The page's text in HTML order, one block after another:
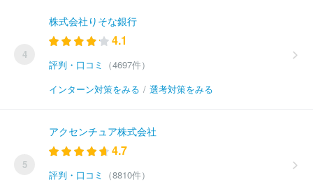
4
株式会社りそな銀行
4.1
評判・口コミ
（4697件）
インターン対策をみる / 選考対策をみる
5
アクセンチュア株式会社
4.7
評判・口コミ
（8810件）